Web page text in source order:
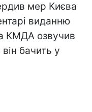
мер Києва
виданню
КМДА озвучив
бачить у